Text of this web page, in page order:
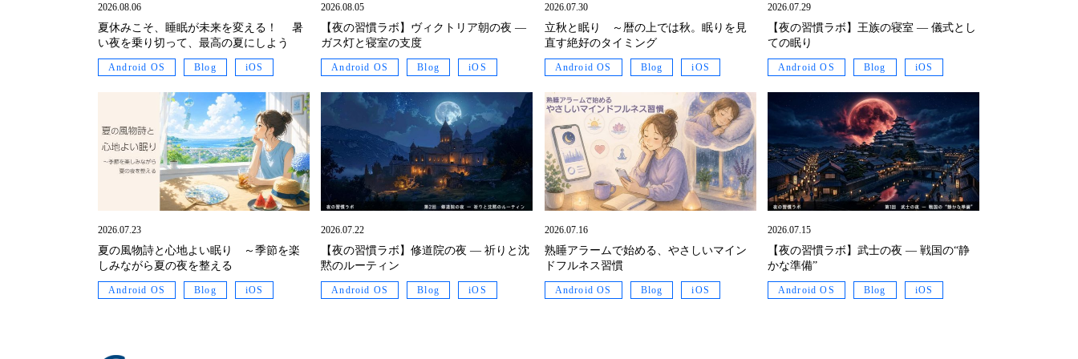
2026.08.06
夏休みこそ、睡眠が未来を変える！ 暑
い夜を乗り切って、最高の夏にしよう
Android OS Blog iOS
2026.08.05
【夜の習慣ラボ】ヴィクトリア朝の夜 ―
ガス灯と寝室の支度
Android OS Blog iOS
2026.07.30
立秋と眠り ～暦の上では秋。眠りを見
直す絶好のタイミング
Android OS Blog iOS
2026.07.29
【夜の習慣ラボ】王族の寝室 ― 儀式とし
ての眠り
Android OS Blog iOS
2026.07.23
夏の風物詩と心地よい眠り ～季節を楽
しみながら夏の夜を整える
Android OS Blog iOS
2026.07.22
【夜の習慣ラボ】修道院の夜 ― 祈りと沈
黙のルーティン
Android OS Blog iOS
2026.07.16
熟睡アラームで始める、やさしいマイン
ドフルネス習慣
Android OS Blog iOS
2026.07.15
【夜の習慣ラボ】武士の夜 ― 戦国の“静
かな準備”
Android OS Blog iOS